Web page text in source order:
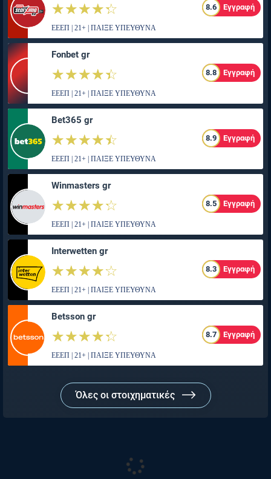
☆☆☆☆☆
★★★★★ 8.6 Εγγραφή
ΕΕΕΠ | 21+ | ΠΑΙΞΕ ΥΠΕΥΘΥΝΑ
Fonbet gr
☆☆☆☆☆
★★★★★ 8.8 Εγγραφή
ΕΕΕΠ | 21+ | ΠΑΙΞΕ ΥΠΕΥΘΥΝΑ
Bet365 gr
☆☆☆☆☆
★★★★★ 8.9 Εγγραφή
ΕΕΕΠ | 21+ | ΠΑΙΞΕ ΥΠΕΥΘΥΝΑ
Winmasters gr
☆☆☆☆☆
★★★★★ 8.5 Εγγραφή
ΕΕΕΠ | 21+ | ΠΑΙΞΕ ΥΠΕΥΘΥΝΑ
Interwetten gr
☆☆☆☆☆
★★★★★ 8.3 Εγγραφή
ΕΕΕΠ | 21+ | ΠΑΙΞΕ ΥΠΕΥΘΥΝΑ
Betsson gr
☆☆☆☆☆
★★★★★ 8.7 Εγγραφή
ΕΕΕΠ | 21+ | ΠΑΙΞΕ ΥΠΕΥΘΥΝΑ
Όλες οι στοιχηματικές